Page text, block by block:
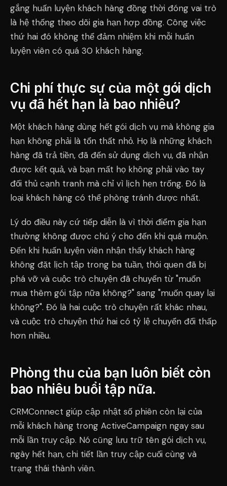
gắng huấn luyện khách hàng đồng thời đóng vai trò
là hệ thống theo dõi gia hạn hợp đồng. Công việc
thứ hai đó không thể đảm nhiệm khi mỗi huấn
luyện viên có quá 30 khách hàng.
Chi phí thực sự của một gói dịch
vụ đã hết hạn là bao nhiêu?
Một khách hàng dùng hết gói dịch vụ mà không gia
hạn không phải là tổn thất nhỏ. Họ là những khách
hàng đã trả tiền, đã đến sử dụng dịch vụ, đã nhận
được kết quả, và bạn mất họ không phải vào tay
đối thủ cạnh tranh mà chỉ vì lịch hẹn trống. Đó là
loại khách hàng có thể phòng tránh được nhất.
Lý do điều này cứ tiếp diễn là vì thời điểm gia hạn
thường không được chú ý cho đến khi quá muộn.
Đến khi huấn luyện viên nhận thấy khách hàng
không đặt lịch tập trong ba tuần, thói quen đã bị
phá vỡ và cuộc trò chuyện đã chuyển từ "muốn
mua thêm gói tập nữa không?" sang "muốn quay lại
không?". Đó là hai cuộc trò chuyện rất khác nhau,
và cuộc trò chuyện thứ hai có tỷ lệ chuyển đổi thấp
hơn nhiều.
Phòng thu của bạn luôn biết còn
bao nhiêu buổi tập nữa.
CRMConnect giúp cập nhật số phiên còn lại của
mỗi khách hàng trong ActiveCampaign ngay sau
mỗi lần truy cập. Nó cũng lưu trữ tên gói dịch vụ,
ngày hết hạn, chi tiết lần truy cập cuối cùng và
trạng thái thành viên.